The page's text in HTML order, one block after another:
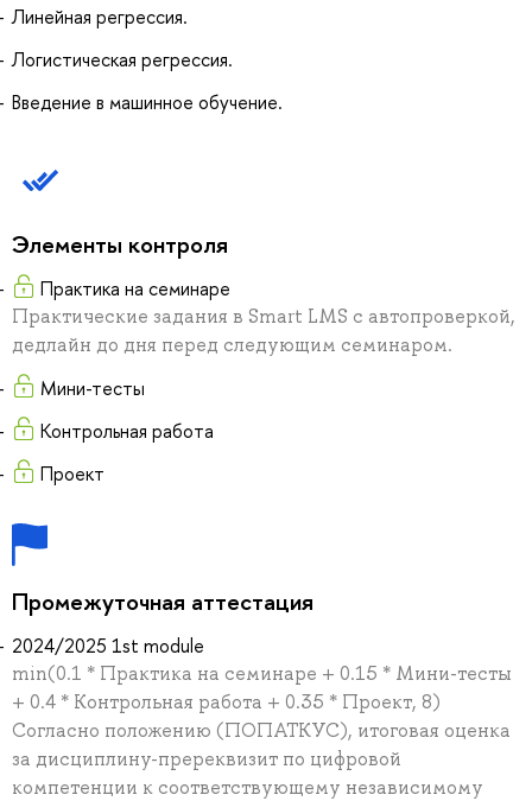
Линейная регрессия.
Логистическая регрессия.
Введение в машинное обучение.
Элементы контроля
Практика на семинаре
Практические задания в Smart LMS с автопроверкой,
дедлайн до дня перед следующим семинаром.
Мини-тесты
Контрольная работа
Проект
Промежуточная аттестация
2024/2025 1st module
min(0.1 * Практика на семинаре + 0.15 * Мини-тесты
+ 0.4 * Контрольная работа + 0.35 * Проект, 8)
Согласно положению (ПОПАТКУС), итоговая оценка
за дисциплину-пререквизит по цифровой
компетенции к соответствующему независимому